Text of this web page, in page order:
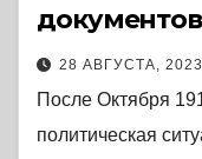
28 АВГУСТА, 2023
После Октября
политическая